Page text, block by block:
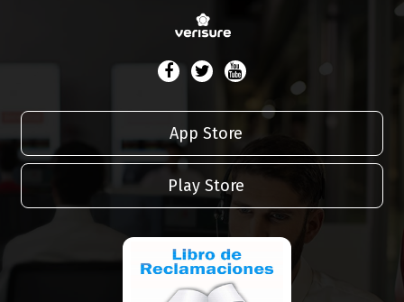
App Store
Play Store